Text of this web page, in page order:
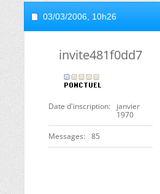
03/03/2006, 10h26
invite481f0dd7
Date d'inscription
janvier
1970
Messages 85